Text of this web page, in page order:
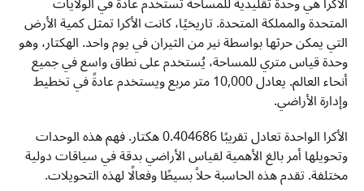
المتحدة والمملكة المتحدة. تاريخيًا، كانت الأكرا تمثل كمية الأرض
التي يمكن حرثها بواسطة نير من الثيران في يوم واحد. الهكتار، وهو
وحدة قياس متري للمساحة، يُستخدم على نطاق واسع في جميع
أنحاء العالم. يعادل 10,000 متر مربع ويستخدم عادةً في تخطيط
وإدارة الأراضي.
الأكرا الواحدة تعادل تقريبًا 0.404686 هكتار. فهم هذه الوحدات
وتحويلها أمر بالغ الأهمية لقياس الأراضي بدقة في سياقات دولية
مختلفة. تقدم هذه الحاسبة حلاً بسيطًا وفعالًا لهذه التحويلات.